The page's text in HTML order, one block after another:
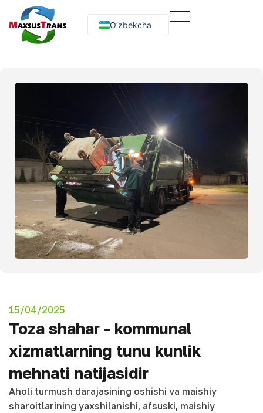
O‘zbekcha
Русский
15/04/2025
Toza shahar - kommunal
xizmatlarning tunu kunlik
mehnati natijasidir
Aholi turmush darajasining oshishi va maishiy
sharoitlarining yaxshilanishi, afsuski, maishiy